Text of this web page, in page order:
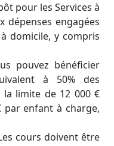
pour les Services à
dépenses engagées
domicile, y compris
pouvez bénéficier
à 50% des
la limite de 12 000 €
par enfant à charge,
cours doivent être